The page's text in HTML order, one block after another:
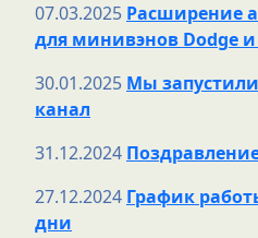
07.03.2025 Расширение
для минивэнов Dodge
30.01.2025 Мы
канал
31.12.2024
27.12.2024 График
дни